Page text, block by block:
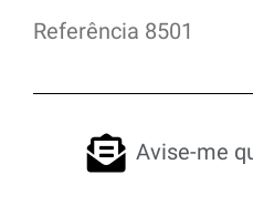
Referência 8501
Avise-me